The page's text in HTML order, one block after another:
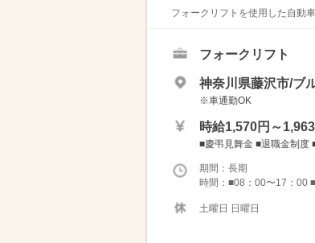
フォークリフトを使用した自動
フォークリフト
神奈川県藤沢市/ブ
※車通勤OK
時給1,570円～
■慶弔見舞金 ■退職金制度
期間：長期
時間：■08：00〜17：00
土曜日 日曜日